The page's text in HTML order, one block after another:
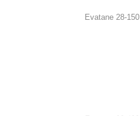
Evatane 28-150